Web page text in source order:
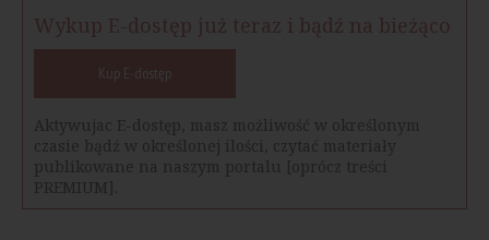
Wykup E-dostęp już teraz i bądź na bieżąco
Kup E-dostęp
Aktywujac E-dostęp, masz możliwość w określonym
czasie bądź w określonej ilości, czytać materiały
publikowane na naszym portalu [oprócz treści
PREMIUM].